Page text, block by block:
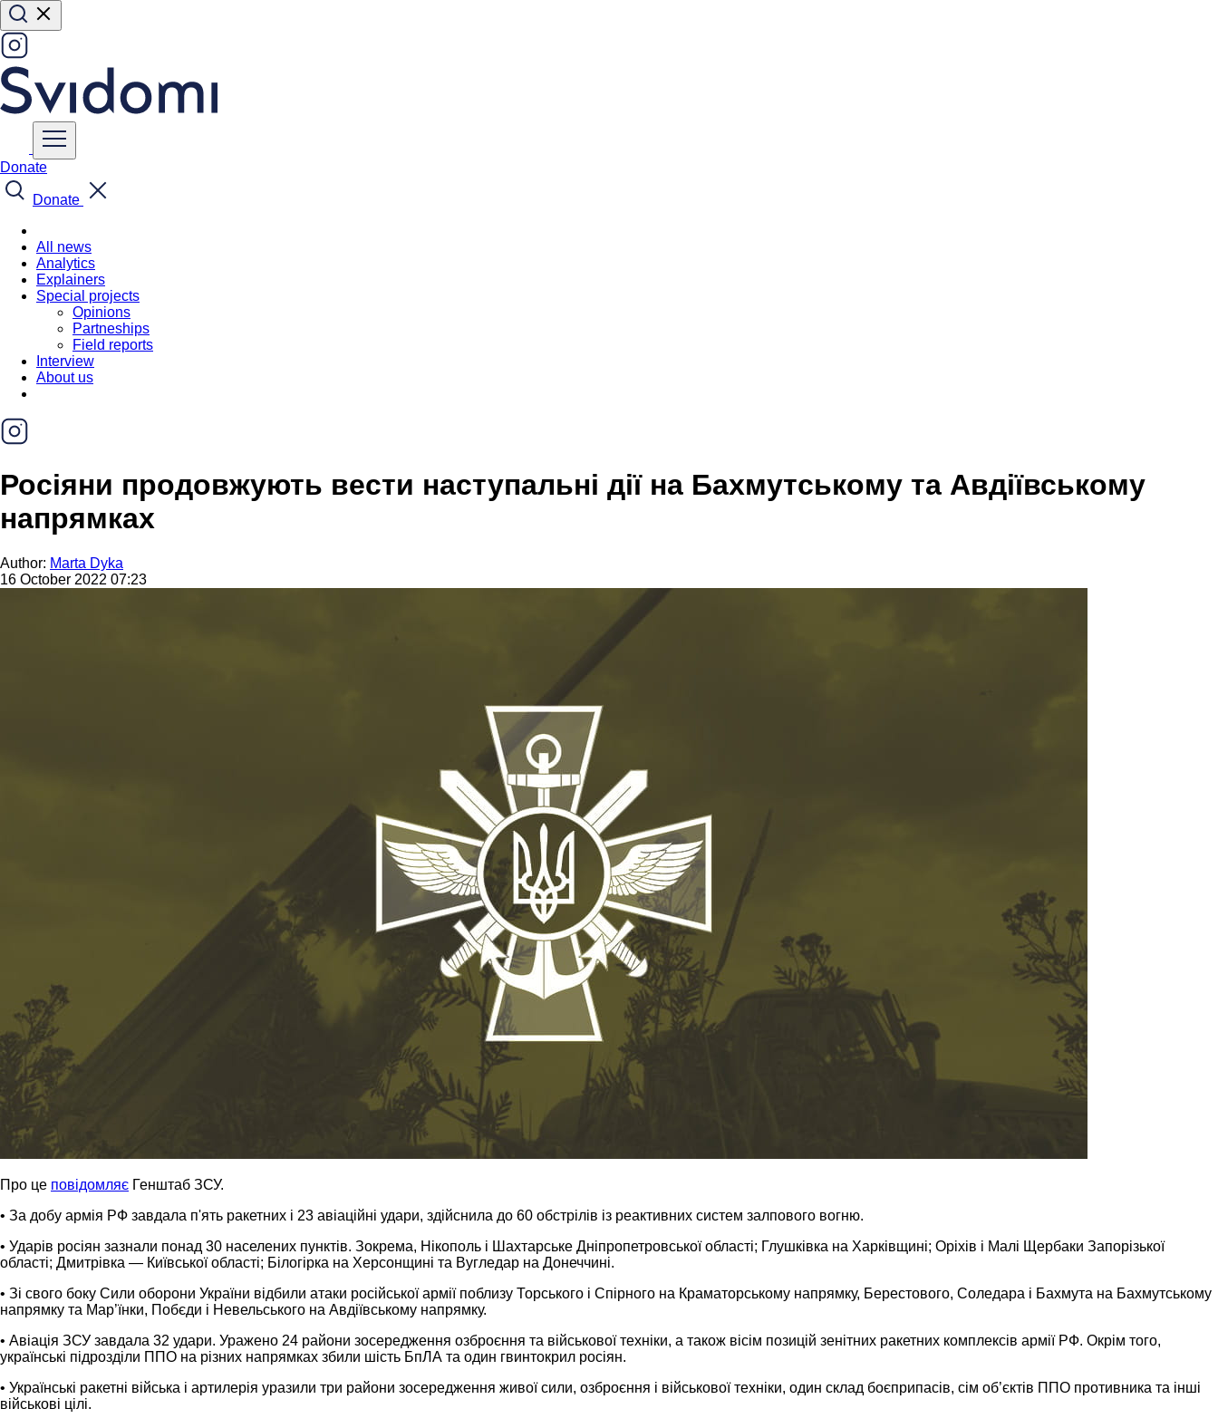
Donate
Donate
All news
Analytics
Explainers
Special projects
Opinions
Partneships
Field reports
Interview
About us
Росіяни продовжують вести наступальні дії на Бахмутському та Авдіївському
напрямках
Author: Marta Dyka
16 October 2022 07:23
Про це повідомляє Генштаб ЗСУ.
• За добу армія РФ завдала п'ять ракетних і 23 авіаційні удари, здійснила до 60 обстрілів із реактивних систем залпового вогню.
• Ударів росіян зазнали понад 30 населених пунктів. Зокрема, Нікополь і Шахтарське Дніпропетровської області; Глушківка на Харківщині; Оріхів і Малі Щербаки Запорізької
області; Дмитрівка — Київської області; Білогірка на Херсонщині та Вугледар на Донеччині.
• Зі свого боку Сили оборони України відбили атаки російської армії поблизу Торського і Спірного на Краматорському напрямку, Берестового, Соледара і Бахмута на Бахмутському
напрямку та Мар’їнки, Побєди і Невельського на Авдіївському напрямку.
• Авіація ЗСУ завдала 32 удари. Уражено 24 райони зосередження озброєння та військової техніки, а також вісім позицій зенітних ракетних комплексів армії РФ. Окрім того,
українські підрозділи ППО на різних напрямках збили шість БпЛА та один гвинтокрил росіян.
• Українські ракетні війська і артилерія уразили три райони зосередження живої сили, озброєння і військової техніки, один склад боєприпасів, сім об’єктів ППО противника та інші
військові цілі.